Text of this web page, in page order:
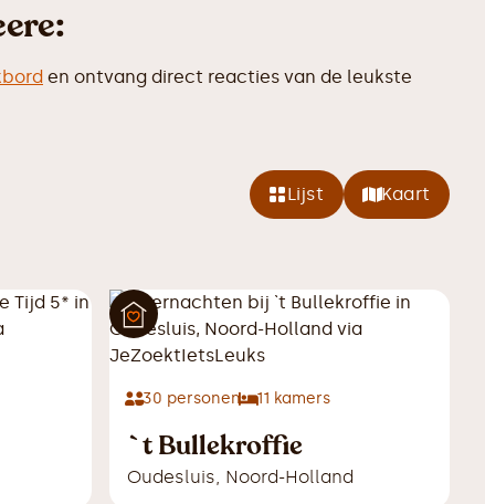
en ontvang direct reacties van de leukste
Lijst Kaart
30 personen 11 kamers
`t Bullekroffie
Oudesluis, Noord-Holland